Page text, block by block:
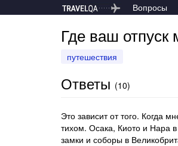
Вопросы
Где ваш отпуск
путешествия
Ответы (10)
Это зависит от того. Когда
тихом. Осака, Киото и Нара
замки и соборы в